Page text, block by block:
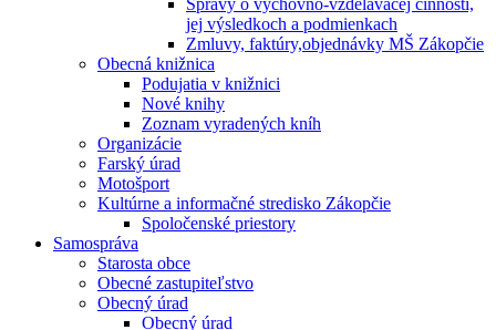
Správy o výchovno-vzdelávacej činnosti,
jej výsledkoch a podmienkach
Zmluvy, faktúry,objednávky MŠ Zákopčie
Obecná knižnica
Podujatia v knižnici
Nové knihy
Zoznam vyradených kníh
Organizácie
Farský úrad
Motošport
Kultúrne a informačné stredisko Zákopčie
Spoločenské priestory
Samospráva
Starosta obce
Obecné zastupiteľstvo
Obecný úrad
Obecný úrad